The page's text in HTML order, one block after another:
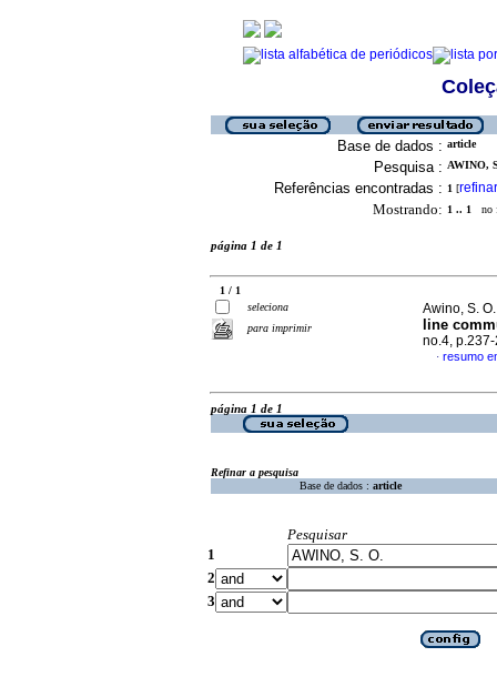
Base de dados : article
Pesquisa : AWINO,
Referências encontradas : 1 [refinar
Mostrando: 1 .. 1 no
página 1 de 1
1 / 1
seleciona
para imprimir
Awino, S.
line
no.4,
· resumo
página 1 de 1
Refinar a pesquisa
Base de dados : article
Pesquisar
1
2
3